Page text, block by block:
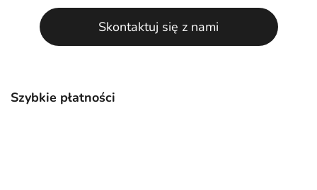
Szybkie płatności
Skontaktuj się z nami